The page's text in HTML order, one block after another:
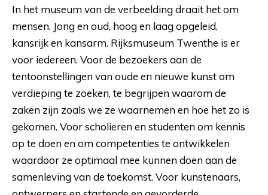
In het museum van de verbeelding draait het om
mensen. Jong en oud, hoog en laag opgeleid,
kansrijk en kansarm. Rijksmuseum Twenthe is er
voor iedereen. Voor de bezoekers aan de
tentoonstellingen van oude en nieuwe kunst om
verdieping te zoeken, te begrijpen waarom de
zaken zijn zoals we ze waarnemen en hoe het zo is
gekomen. Voor scholieren en studenten om kennis
op te doen en om competenties te ontwikkelen
waardoor ze optimaal mee kunnen doen aan de
samenleving van de toekomst. Voor kunstenaars,